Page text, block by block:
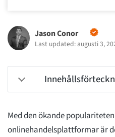
Jason Conor
Last updated: augusti 3,
Med den ökande
onlinehandelsplattformar är